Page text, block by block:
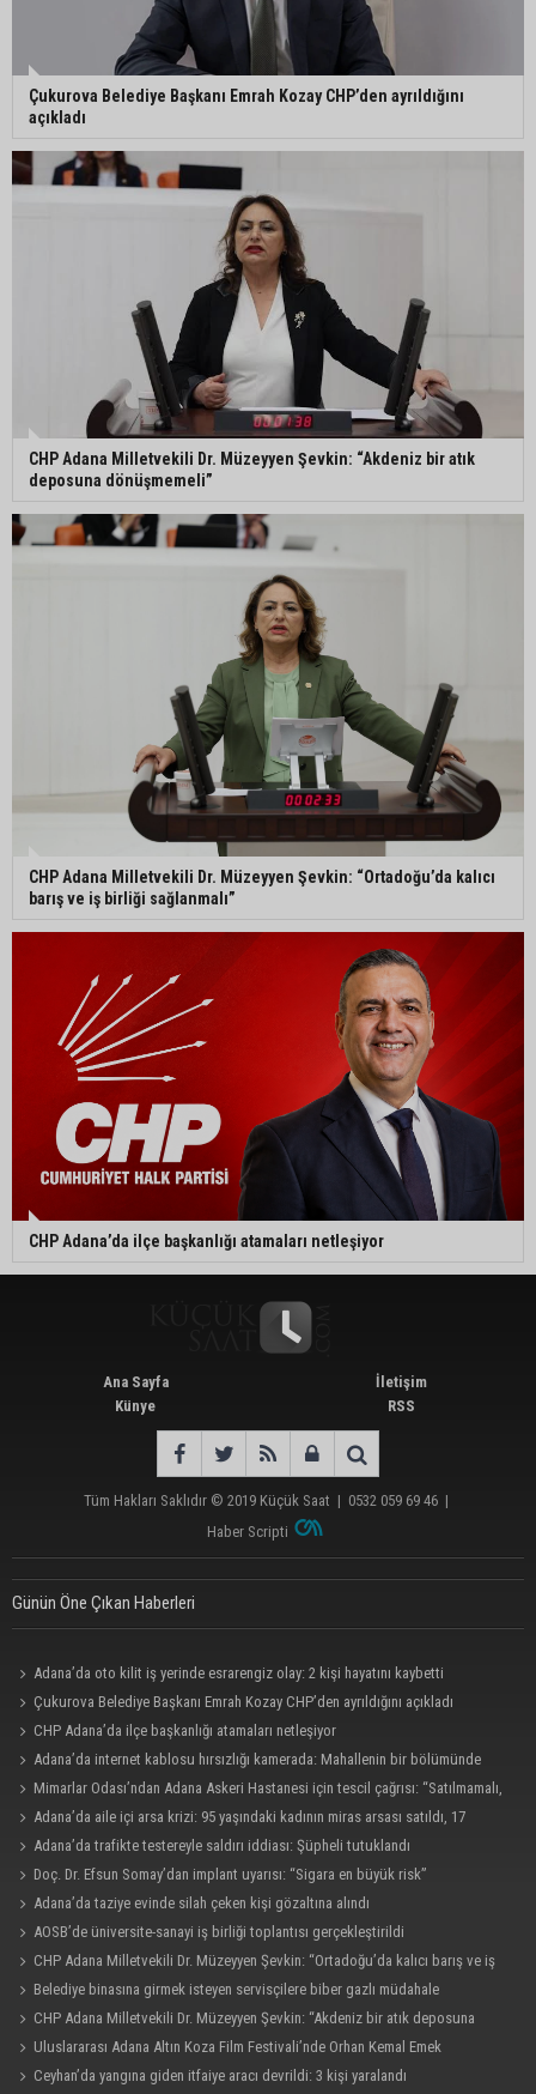
Çukurova Belediye Başkanı Emrah Kozay CHP’den ayrıldığını
açıkladı
CHP Adana Milletvekili Dr. Müzeyyen Şevkin: “Akdeniz bir atık
deposuna dönüşmemeli”
CHP Adana Milletvekili Dr. Müzeyyen Şevkin: “Ortadoğu’da kalıcı
barış ve iş birliği sağlanmalı”
CHP Adana’da ilçe başkanlığı atamaları netleşiyor
Ana Sayfa
Künye
İletişim
RSS
Tüm Hakları Saklıdır © 2019 Küçük Saat | 0532 059 69 46 |
Haber Scripti
Günün Öne Çıkan Haberleri
Adana’da oto kilit iş yerinde esrarengiz olay: 2 kişi hayatını kaybetti
Çukurova Belediye Başkanı Emrah Kozay CHP’den ayrıldığını açıkladı
CHP Adana’da ilçe başkanlığı atamaları netleşiyor
Adana’da internet kablosu hırsızlığı kamerada: Mahallenin bir bölümünde
internet erişimi kesildi
Mimarlar Odası’ndan Adana Askeri Hastanesi için tescil çağrısı: “Satılmamalı,
amaç dışı kullanılmamalı”
Adana’da aile içi arsa krizi: 95 yaşındaki kadının miras arsası satıldı, 17
milyonun 13 milyonu harcandı
Adana’da trafikte testereyle saldırı iddiası: Şüpheli tutuklandı
Doç. Dr. Efsun Somay’dan implant uyarısı: “Sigara en büyük risk”
Adana’da taziye evinde silah çeken kişi gözaltına alındı
AOSB’de üniversite-sanayi iş birliği toplantısı gerçekleştirildi
CHP Adana Milletvekili Dr. Müzeyyen Şevkin: “Ortadoğu’da kalıcı barış ve iş
birliği sağlanmalı”
Belediye binasına girmek isteyen servisçilere biber gazlı müdahale
CHP Adana Milletvekili Dr. Müzeyyen Şevkin: “Akdeniz bir atık deposuna
dönüşmemeli”
Uluslararası Adana Altın Koza Film Festivali’nde Orhan Kemal Emek
Ödülleri’nin sahipleri belli oldu
Ceyhan’da yangına giden itfaiye aracı devrildi: 3 kişi yaralandı